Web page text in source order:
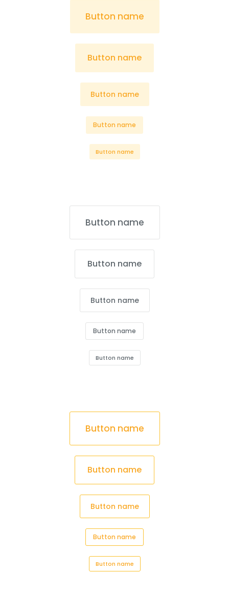
Button name
Button name
Button name
Button name
Button name
Button name
Button name
Button name
Button name
Button name
Button name
Button name
Button name
Button name
Button name